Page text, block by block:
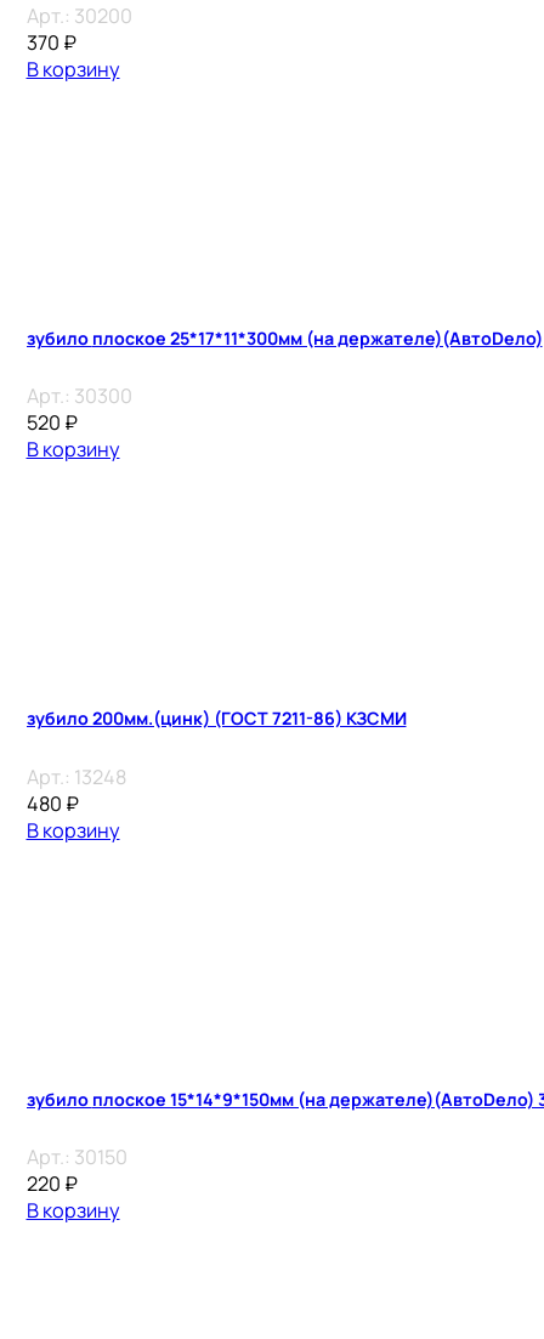
Арт.: 30200
370 ₽
В корзину
зубило плоское 25*17*11*300мм (на держателе)(АвтоDело)
Арт.: 30300
520 ₽
В корзину
зубило 200мм.(цинк) (ГОСТ 7211-86) КЗСМИ
Арт.: 13248
480 ₽
В корзину
зубило плоское 15*14*9*150мм (на держателе)(АвтоDело)
Арт.: 30150
220 ₽
В корзину